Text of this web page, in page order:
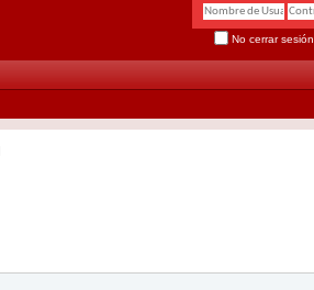
No cerrar sesión